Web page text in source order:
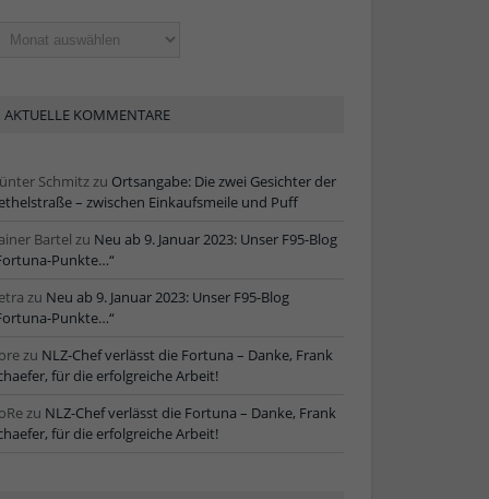
AKTUELLE KOMMENTARE
Schmitzzu Ortsangabe: Die zwei Gesichter der
– zwischen Einkaufsmeile und Puff
Bartel zu Neu ab 9. Januar 2023: Unser F95-Blog
Punkte…“
zu Neu ab 9. Januar 2023: Unser F95-Blog
Punkte…“
zu NLZ-Chef verlässt die Fortuna – Danke, Frank
für die erfolgreiche Arbeit!
zu NLZ-Chef verlässt die Fortuna – Danke, Frank
für die erfolgreiche Arbeit!